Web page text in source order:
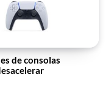
de consolas